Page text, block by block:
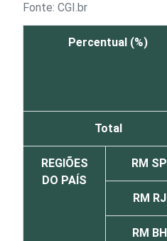
Fonte: CGI.br
Percentual (%)
Total
REGIÕES
DO PAÍS
RM SP
RM RJ
RM BH